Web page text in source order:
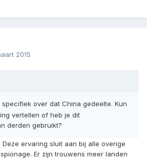
2015
specifiek over dat China gedeelte. Kun
vertellen of heb je dit
derden gebruikt?
Deze ervaring sluit aan bij alle overige
Er zijn trouwens meer landen